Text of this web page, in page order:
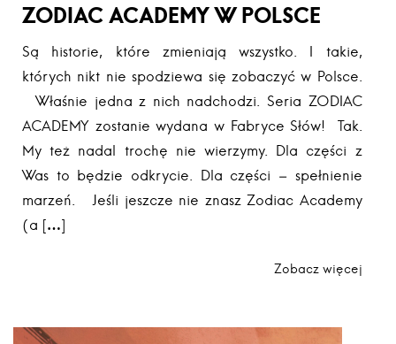
ZODIAC ACADEMY W POLSCE
Są historie, które zmieniają wszystko. I takie,
których nikt nie spodziewa się zobaczyć w Polsce.
Właśnie jedna z nich nadchodzi. Seria ZODIAC
ACADEMY zostanie wydana w Fabryce Słów! Tak.
My też nadal trochę nie wierzymy. Dla części z
Was to będzie odkrycie. Dla części – spełnienie
marzeń. Jeśli jeszcze nie znasz Zodiac Academy
(a […]
Zobacz więcej